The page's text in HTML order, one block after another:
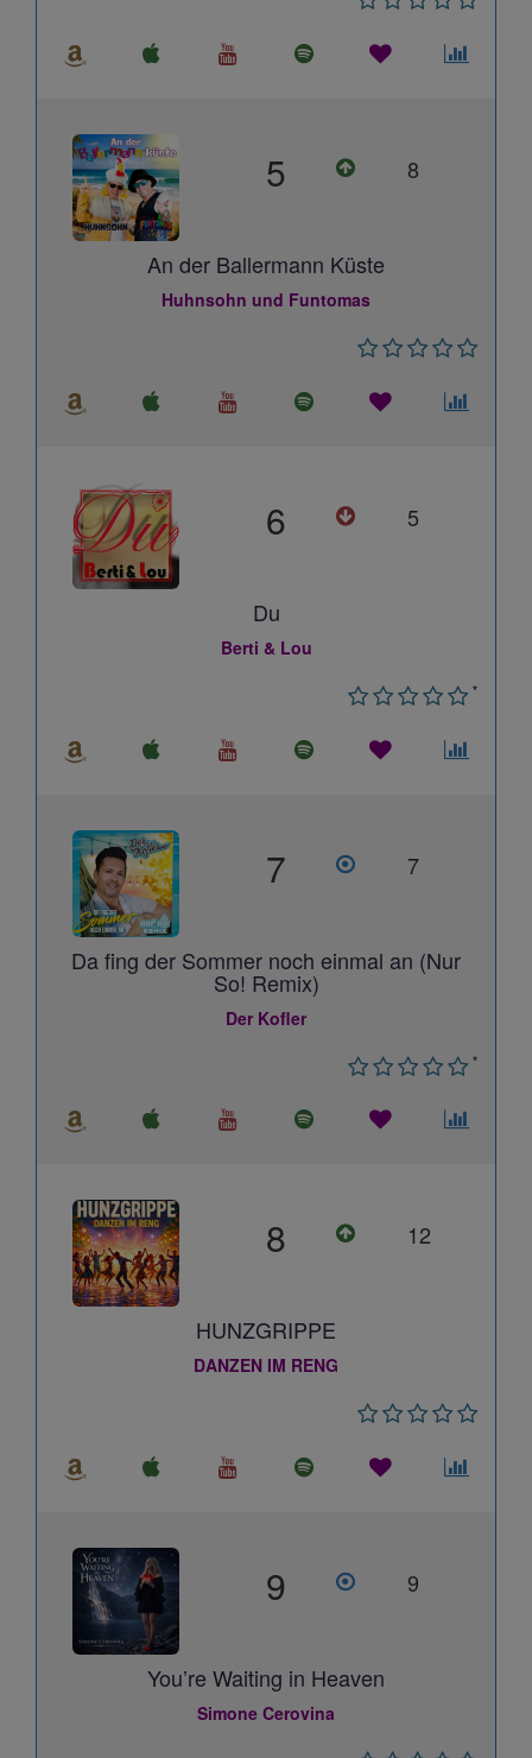
5 8
An der Ballermann Küste
Huhnsohn und Funtomas
6 5
Du
Berti & Lou
*
7 7
Da fing der Sommer noch einmal an (Nur
So! Remix)
Der Kofler
*
8 12
HUNZGRIPPE
DANZEN IM RENG
9 9
You’re Waiting in Heaven
Simone Cerovina